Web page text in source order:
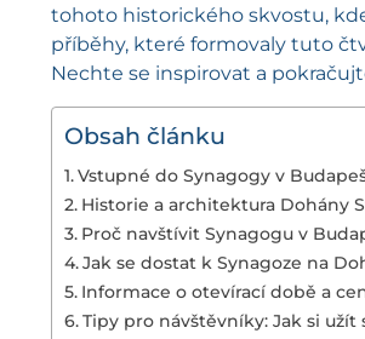
tohoto historického skvostu,
příběhy, které formovaly tuto
Nechte se inspirovat a
Obsah článku
Vstupné do Synagogy v
Historie a architektura Dohány
Proč navštívit Synagogu v
Jak se dostat k Synagoze na
Informace o otevírací době a
Tipy pro návštěvníky: Jak si užít